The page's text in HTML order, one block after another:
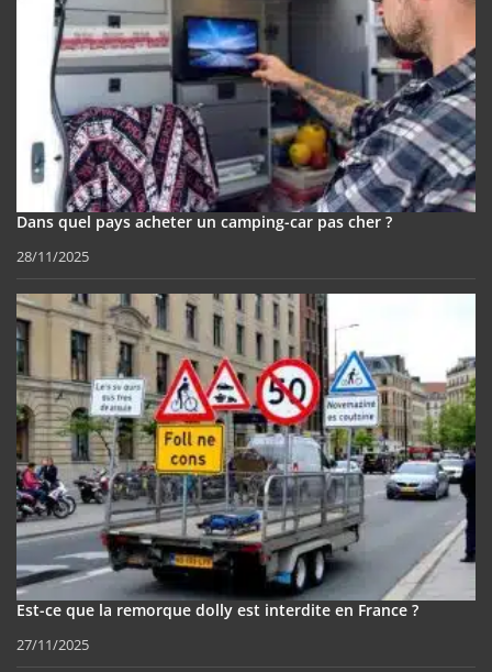
Dans quel pays acheter un camping-car pas cher ?
28/11/2025
Est-ce que la remorque dolly est interdite en France ?
27/11/2025